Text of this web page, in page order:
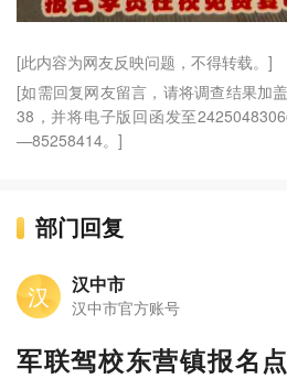
[此内容为网友反映问题，不得转载。]
[如需回复网友留言，请将调查结果加
38，并将电子版回函发至
—85258414。]
部门回复
汉 汉中市
汉中市官方账号
军联驾校东营镇报名